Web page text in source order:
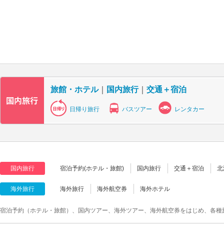
旅館・ホテル｜ 国内旅行｜ 交通＋宿泊
日帰り旅行 バスツアー レンタカー
国内旅行 宿泊予約(ホテル・旅館) 国内旅行 交通＋宿泊
海外旅行 海外旅行 海外航空券 海外ホテル
宿泊予約（ホテル・旅館）、国内ツアー、海外ツアー、海外航空券をはじめ、各